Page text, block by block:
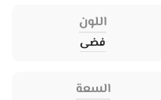
اللون
فضى
السعة